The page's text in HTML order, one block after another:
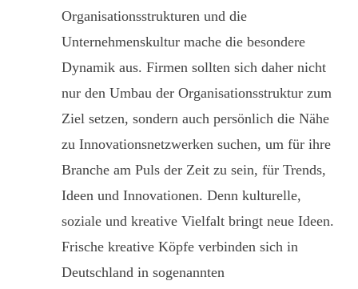
Organisationsstrukturen und die
Unternehmenskultur mache die besondere
Dynamik aus. Firmen sollten sich daher nicht
nur den Umbau der Organisationsstruktur zum
Ziel setzen, sondern auch persönlich die Nähe
zu Innovationsnetzwerken suchen, um für ihre
Branche am Puls der Zeit zu sein, für Trends,
Ideen und Innovationen. Denn kulturelle,
soziale und kreative Vielfalt bringt neue Ideen.
Frische kreative Köpfe verbinden sich in
Deutschland in sogenannten